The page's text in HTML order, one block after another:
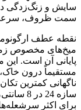
سایش و زنگ‌زدگی
سمت ظروف، سرعت
نقطه عطف
میخ‌های مخصوص
پایانی آن است. این
مستقیماً درون خاک،
ناگهانی کمترین
سازه
برای اکثر